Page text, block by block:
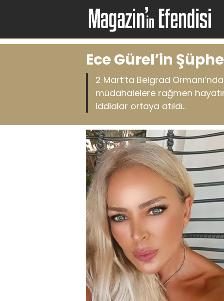
Ece Gürel’in
2 Mart’ta Belgrad
müdahalelere rağmen
iddialar ortaya atıldı..